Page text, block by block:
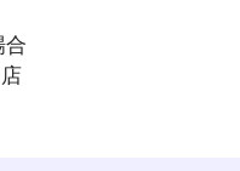
合